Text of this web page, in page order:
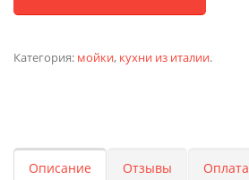
Категория: мойки, кухни из италии.
Описание Отзывы Оплата